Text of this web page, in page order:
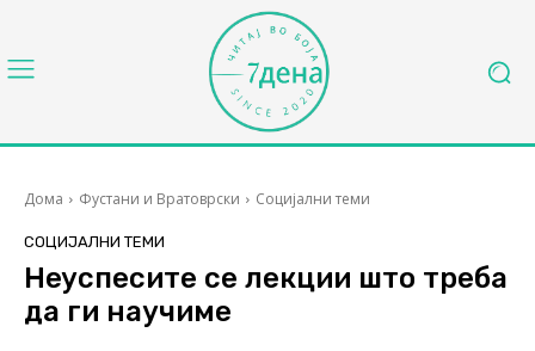
Дома Фустани и Вратоврски Социјални теми
СОЦИЈАЛНИ ТЕМИ
Неуспесите се лекции што треба
да ги научиме